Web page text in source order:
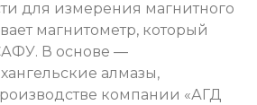
для измерения магнитного
магнитометр, который
В основе —
алмазы,
компании «АГД